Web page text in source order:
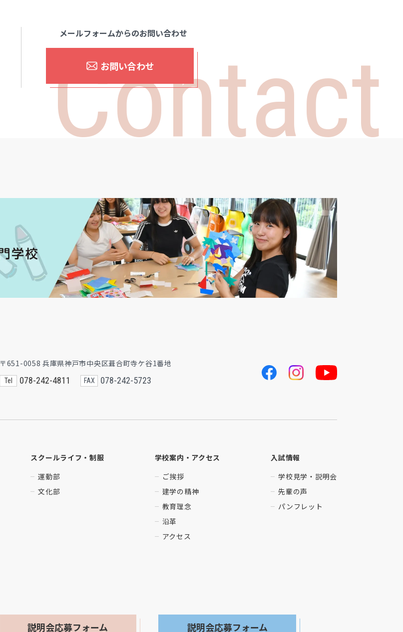
メールフォームからのお問い合わせ
お問い合わせ
Contact
〒651-0058 兵庫県神戸市中央区葺合町寺ケ谷1番地
Tel 078-242-4811 FAX 078-242-5723
スクールライフ・制服
運動部
文化部
学校案内・アクセス
ご挨拶
建学の精神
教育理念
沿革
アクセス
入試情報
学校見学・説明会
先輩の声
パンフレット
説明会応募フォーム 説明会応募フォーム